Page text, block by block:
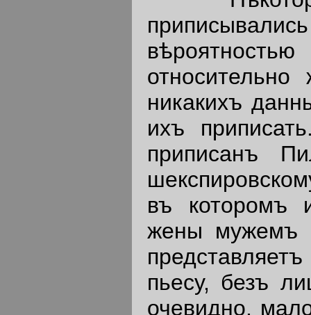
никакихъ
ихъ
приписанъ
въ которомъ
жены мужемъ
пьесу, безъ
очевидно,